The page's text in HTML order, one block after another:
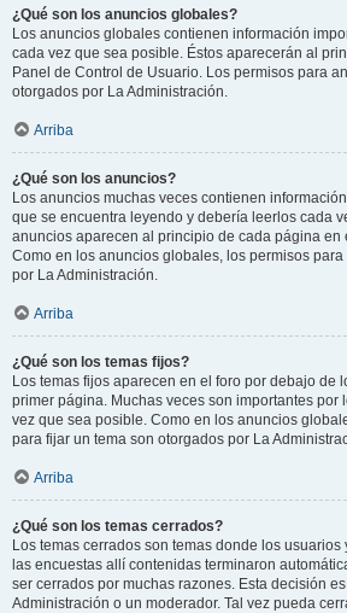
¿Qué son los anuncios globales?
Los anuncios globales contienen información
cada vez que sea posible. Éstos aparecerán al
Panel de Control de Usuario. Los permisos para
otorgados por La Administración.
Arriba
¿Qué son los anuncios?
Los anuncios muchas veces contienen
que se encuentra leyendo y debería leerlos cada
anuncios aparecen al principio de cada página en
Como en los anuncios globales, los permisos
por La Administración.
Arriba
¿Qué son los temas fijos?
Los temas fijos aparecen en el foro por debajo de
primer página. Muchas veces son importantes por
vez que sea posible. Como en los anuncios
para fijar un tema son otorgados por La
Arriba
¿Qué son los temas cerrados?
Los temas cerrados son temas donde los
las encuestas allí contenidas terminaron
ser cerrados por muchas razones. Esta decisión
Administración o un moderador. Tal vez pueda